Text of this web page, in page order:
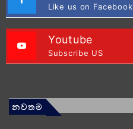
Like us on Facebook
Youtube
Subscribe US
නවතම